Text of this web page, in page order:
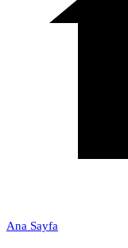
Ana Sayfa